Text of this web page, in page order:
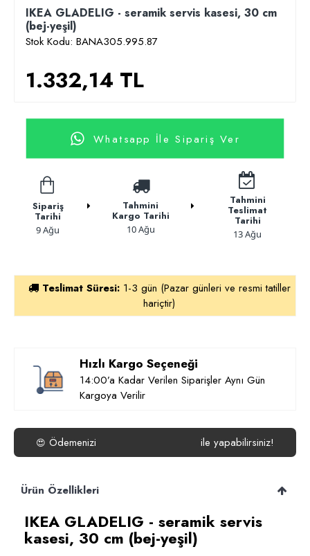
IKEA GLADELIG - seramik servis kasesi, 30 cm
(bej-yeşil)
Stok Kodu: BANA305.995.87
1.332,14 TL
Whatsapp İle Sipariş Ver
Sipariş
Tarihi
9 Ağu
Tahmini
Kargo Tarihi
10 Ağu
Tahmini
Teslimat
Tarihi
13 Ağu
Teslimat Süresi: 1-3 gün (Pazar günleri ve resmi tatiller
hariçtir)
Hızlı Kargo Seçeneği
14:00’a Kadar Verilen Siparişler Aynı Gün
Kargoya Verilir
😍 Ödemenizi ile yapabilirsiniz!
Ürün Özellikleri
IKEA GLADELIG - seramik servis
kasesi, 30 cm (bej-yeşil)